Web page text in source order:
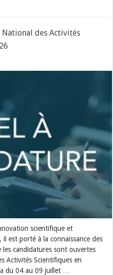
des Activités
scientifique et
est porté à la connaissance des
les candidatures sont ouvertes
Activités Scientifiques en
du 04 au 09 juillet …